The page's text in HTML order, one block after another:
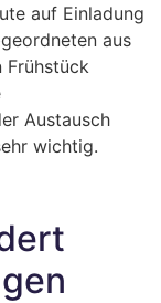
auf Einladung
aus
Frühstück
Austausch
wichtig.